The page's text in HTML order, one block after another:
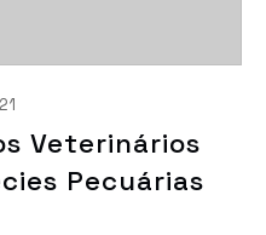
Veterinários
Pecuárias